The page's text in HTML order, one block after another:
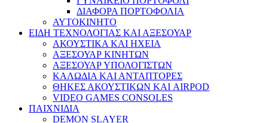
ΔΙΑΦΟΡΑ ΠΟΡΤΟΦΟΛΙΑ
ΑΥΤΟΚΙΝΗΤΟ
ΕΙΔΗ ΤΕΧΝΟΛΟΓΙΑΣ ΚΑΙ ΑΞΕΣΟΥΑΡ
ΑΚΟΥΣΤΙΚΑ ΚΑΙ ΗΧΕΙΑ
ΑΞΕΣΟΥΑΡ ΚΙΝΗΤΩΝ
ΑΞΕΣΟΥΑΡ ΥΠΟΛΟΓΙΣΤΩΝ
ΚΑΛΩΔΙΑ ΚΑΙ ΑΝΤΑΠΤΟΡΕΣ
ΘΗΚΕΣ ΑΚΟΥΣΤΙΚΩΝ ΚΑΙ AIRPOD
VIDEO GAMES CONSOLES
ΠΑΙΧΝΙΔΙΑ
DEMON SLAYER